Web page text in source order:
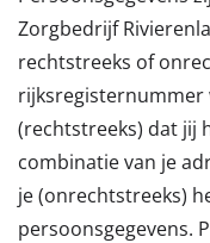
Zorgbedrijf
rechtstreeks of
rijksregisternummer
(rechtstreeks) dat jij
combinatie van je
je (onrechtstreeks)
persoonsgegevens.